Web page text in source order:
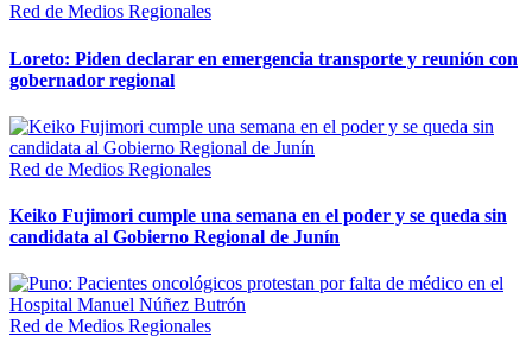
Red de Medios Regionales
Loreto: Piden declarar en emergencia transporte y reunión con
gobernador regional
Red de Medios Regionales
Keiko Fujimori cumple una semana en el poder y se queda sin
candidata al Gobierno Regional de Junín
Red de Medios Regionales